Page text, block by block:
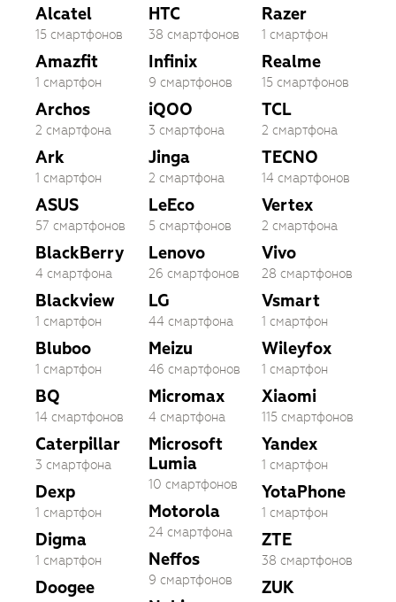
Alcatel
15 смартфонов
Amazfit
1 смартфон
Archos
2 смартфона
Ark
1 смартфон
ASUS
57 смартфонов
BlackBerry
4 смартфона
Blackview
1 смартфон
Bluboo
1 смартфон
BQ
14 смартфонов
Caterpillar
3 смартфона
Dexp
1 смартфон
Digma
1 смартфон
Doogee
HTC
38 смартфонов
Infinix
9 смартфонов
iQOO
3 смартфона
Jinga
2 смартфона
LeEco
5 смартфонов
Lenovo
26 смартфонов
LG
44 смартфона
Meizu
46 смартфонов
Micromax
4 смартфона
Microsoft
Lumia
10 смартфонов
Motorola
24 смартфона
Neffos
9 смартфонов
Razer
1 смартфон
Realme
15 смартфонов
TCL
2 смартфона
TECNO
14 смартфонов
Vertex
2 смартфона
Vivo
28 смартфонов
Vsmart
1 смартфон
Wileyfox
1 смартфон
Xiaomi
115 смартфонов
Yandex
1 смартфон
YotaPhone
1 смартфон
ZTE
38 смартфонов
ZUK